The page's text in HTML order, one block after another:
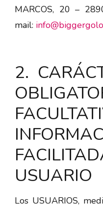
MARCOS, 20 –
mail:
2.
USUARIO
Los USUARIOS,